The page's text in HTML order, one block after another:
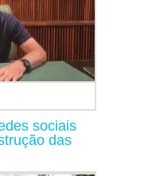
sociais
das